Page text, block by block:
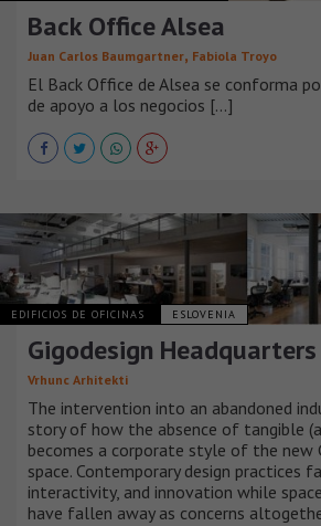
Back Office Alsea
Juan Carlos Baumgartner, Fabiola Troyo
El Back Office de Alsea se conforma
de apoyo a los negocios [...]
EDIFICIOS DE OFICINAS ESLOVENIA
Gigodesign Headquarters
Vrhunc Arhitekti
The intervention into an abandoned
story of how the absence of tangible
becomes a corporate style of the new
space. Contemporary design practices
interactivity, and innovation while
have fallen away as concerns